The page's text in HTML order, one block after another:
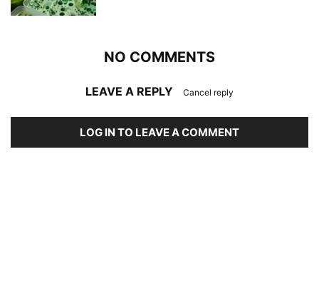
NO COMMENTS
LEAVE A REPLY Cancel reply
LOG IN TO LEAVE A COMMENT